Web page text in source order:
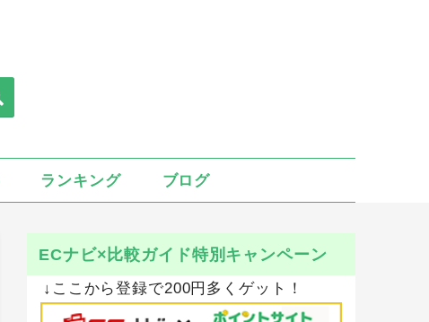
ランキング ブログ
ECナビ×比較ガイド特別キャンペーン
↓ここから登録で200円多くゲット！